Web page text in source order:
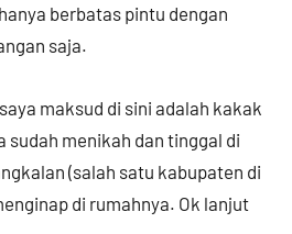
berbatas pintu dengan
saja.
maksud di sini adalah kakak
sudah menikah dan tinggal di
(salah satu kabupaten di
di rumahnya. Ok lanjut